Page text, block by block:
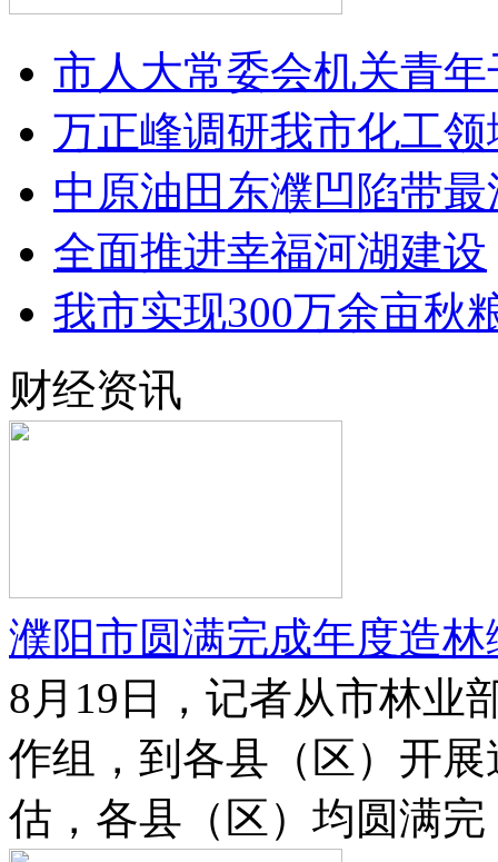
市人大常委会机关青
万正峰调研我市化工
中原油田东濮凹陷带
全面推进幸福河湖建设
我市实现300万余亩秋
财经资讯
濮阳市圆满完成年度造
8月19日，记者从市林业
作组，到各县（区）开
估，各县（区）均圆满完